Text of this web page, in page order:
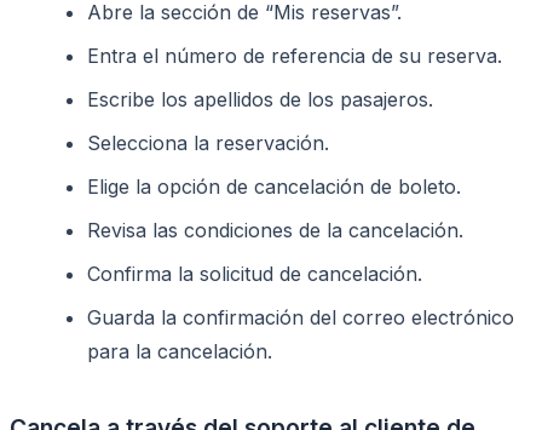
Abre la sección de “Mis reservas”.
Entra el número de referencia de su reserva.
Escribe los apellidos de los pasajeros.
Selecciona la reservación.
Elige la opción de cancelación de boleto.
Revisa las condiciones de la cancelación.
Confirma la solicitud de cancelación.
Guarda la confirmación del correo electrónico
para la cancelación.